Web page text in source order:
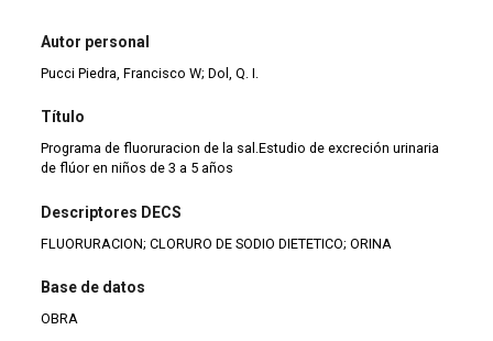
Autor personal
Pucci Piedra, Francisco W; Dol, Q. I.
Título
Programa de fluoruracion de la sal.Estudio de excreción urinaria
de flúor en niños de 3 a 5 años
Descriptores DECS
FLUORURACION; CLORURO DE SODIO DIETETICO; ORINA
Base de datos
OBRA